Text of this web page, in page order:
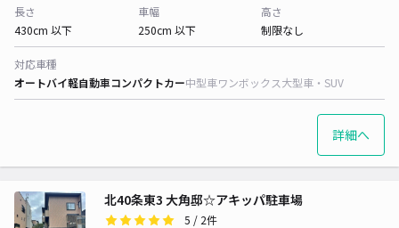
長さ
430cm 以下
車幅
250cm 以下
高さ
制限なし
対応車種
オートバイ軽自動車コンパクトカー中型車ワンボックス大型車・SUV
詳細へ
北40条東3 大角邸☆アキッパ駐車場
5 / 2件